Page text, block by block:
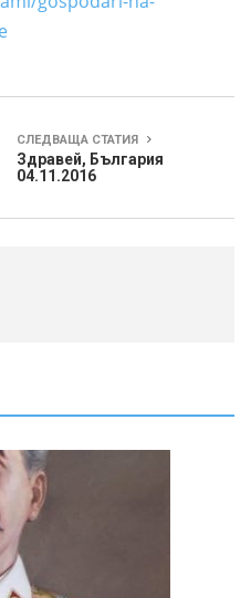
СЛЕДВАЩА СТАТИЯ
Здравей, България
04.11.2016